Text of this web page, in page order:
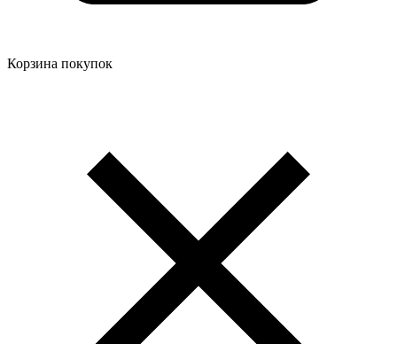
Корзина покупок